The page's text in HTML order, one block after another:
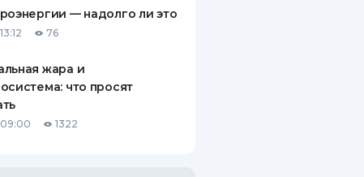
— надолго ли это
76
жара и
что просят
1322